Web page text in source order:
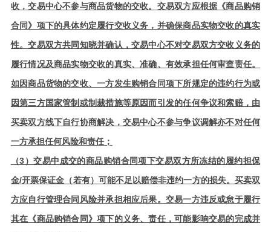
收，交易中心不参与商品货物的交收。交易双方应根据《商品购销
合同》项下的具体约定履行交收义务，并确保商品实物交收的真实
性。交易双方共同知晓并确认，交易中心不对交易双方交收义务的
履行情况及商品实物交收的真实、准确、有效承担任何审查责任。
如因商品货物的交收、一方发生购销合同项下所规定的违约行为或
因第三方国家管制或制裁措施等原因而引发的任何争议和索赔，由
买卖双方线下自行协商解决，交易中心不参与争议调解亦不对任何
一方承担任何风险和责任；
（3）交易中成交的商品购销合同项下交易双方所冻结的履约担保
金/开票保证金（若有）可能不足以赔偿非违约一方的损失。买卖双
方应自行管理合同风险并承担相应后果。交易一方违反或怠于履行
其在《商品购销合同》项下的义务、责任，可能影响交易的完成并